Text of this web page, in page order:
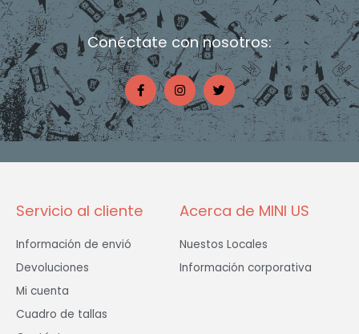
Conéctate con nosotros:
F
a
c
e
b
o
o
I
n
s
t
a
g
r
T
w
i
t
t
e
Servicio al cliente
Información de envió
Devoluciones
Mi cuenta
Cuadro de tallas
Acerca de MINI US
Nuestos Locales
Información corporativa